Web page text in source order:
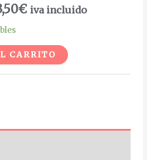
€ iva incluido
CARRITO